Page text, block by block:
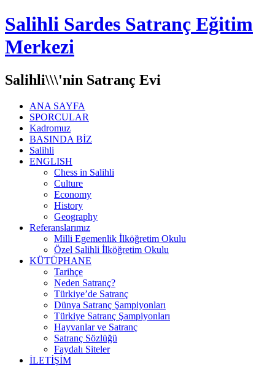
Salihli Sardes Satranç Eğitim
Merkezi
Salihli\\\'nin Satranç Evi
ANA SAYFA
SPORCULAR
Kadromuz
BASINDA BİZ
Salihli
ENGLISH
Chess in Salihli
Culture
Economy
History
Geography
Referanslarımız
Milli Egemenlik İlköğretim Okulu
Özel Salihli İlköğretim Okulu
KÜTÜPHANE
Tarihçe
Neden Satranç?
Türkiye’de Satranç
Dünya Satranç Şampiyonları
Türkiye Satranç Şampiyonları
Hayvanlar ve Satranç
Satranç Sözlüğü
Faydalı Siteler
İLETİŞİM